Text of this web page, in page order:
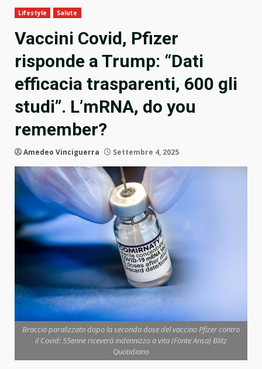
Lifestyle Salute
Vaccini Covid, Pfizer
risponde a Trump: “Dati
efficacia trasparenti, 600 gli
studi”. L’mRNA, do you
remember?
Amedeo Vinciguerra Settembre 4, 2025
Braccio paralizzato dopo la seconda dose del vaccino Pfizer contro
il Covid: 55enne riceverà indennizzo a vita (Fonte Ansa) Blitz
Quotidiano